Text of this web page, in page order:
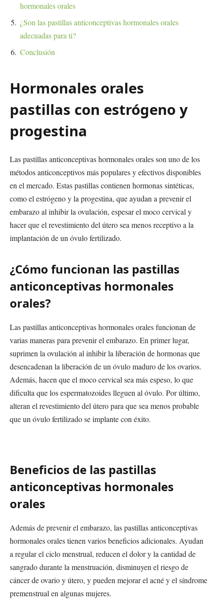
hormonales orales
¿Son las pastillas anticonceptivas hormonales orales
adecuadas para ti?
Conclusión
Hormonales orales
pastillas con estrógeno y
progestina
Las pastillas anticonceptivas hormonales orales son uno de los
métodos anticonceptivos más populares y efectivos disponibles
en el mercado. Estas pastillas contienen hormonas sintéticas,
como el estrógeno y la progestina, que ayudan a prevenir el
embarazo al inhibir la ovulación, espesar el moco cervical y
hacer que el revestimiento del útero sea menos receptivo a la
implantación de un óvulo fertilizado.
¿Cómo funcionan las pastillas
anticonceptivas hormonales
orales?
Las pastillas anticonceptivas hormonales orales funcionan de
varias maneras para prevenir el embarazo. En primer lugar,
suprimen la ovulación al inhibir la liberación de hormonas que
desencadenan la liberación de un óvulo maduro de los ovarios.
Además, hacen que el moco cervical sea más espeso, lo que
dificulta que los espermatozoides lleguen al óvulo. Por último,
alteran el revestimiento del útero para que sea menos probable
que un óvulo fertilizado se implante con éxito.
Beneficios de las pastillas
anticonceptivas hormonales
orales
Además de prevenir el embarazo, las pastillas anticonceptivas
hormonales orales tienen varios beneficios adicionales. Ayudan
a regular el ciclo menstrual, reducen el dolor y la cantidad de
sangrado durante la menstruación, disminuyen el riesgo de
cáncer de ovario y útero, y pueden mejorar el acné y el síndrome
premenstrual en algunas mujeres.